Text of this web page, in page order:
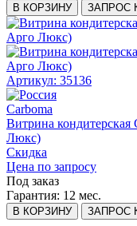
В КОРЗИНУ ЗАПРОС
Артикул: 35136
Carboma
Витрина
Люкс)
Скидка
Цена по запросу
Под заказ
Гарантия: 12 мес.
В КОРЗИНУ ЗАПРОС